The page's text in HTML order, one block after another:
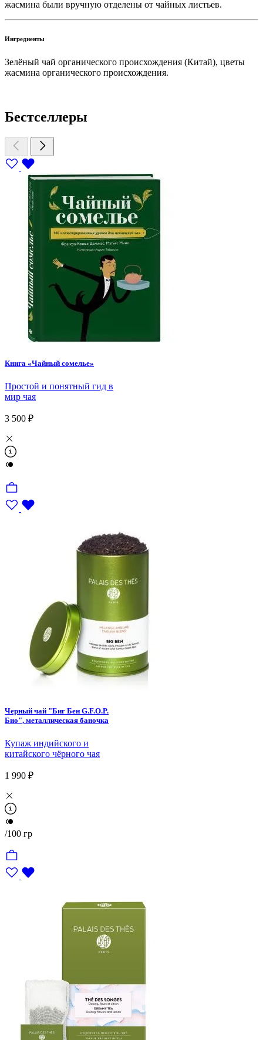
жасмина были вручную отделены от чайных листьев.
Ингредиенты
Зелёный чай органического происхождения (Китай), цветы
жасмина органического происхождения.
Бестселлеры
Книга «Чайный сомелье»
Простой и понятный гид в
мир чая
3 500 ₽
Черный чай "Биг Бен G.F.O.P.
Био", металлическая баночка
Купаж индийского и
китайского чёрного чая
1 990 ₽
/100 гр